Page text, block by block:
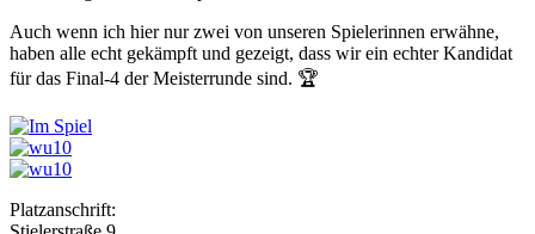
Auch wenn ich hier nur zwei von unseren Spielerinnen erwähne,
haben alle echt gekämpft und gezeigt, dass wir ein echter Kandidat
für das Final-4 der Meisterrunde sind. 🏆
Platzanschrift: